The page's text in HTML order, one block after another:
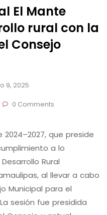
El Mante
rural con la
Consejo
9, 2025
0 Comments
2024–2027, que preside
a lo
Rural
al llevar a cabo
Municipal para el
sesión fue presidida